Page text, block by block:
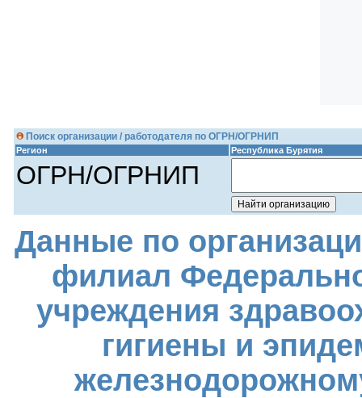
Поиск организации / работодателя по ОГРН/ОГРНИП
Регион Республика Бурятия
ОГРН/ОГРНИП
Данные по
филиал
учреждения
гигиены и